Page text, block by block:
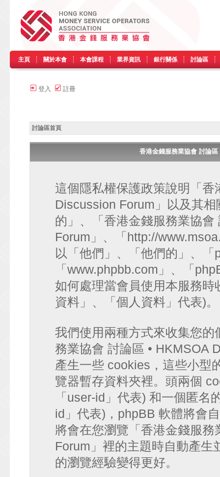
主頁 關於本會 本會課程 業界資訊 銀行關係 討論區
登入 註冊
討論區首頁
香港金錢服務業協會 討論
這個隱私權保護政策說明「香
Discussion Forum」以及其
的」、「香港金錢服務業協
Forum」、「http://
以「他們」、「他們的」、「
「www.phpbb.com」、「
如何處理當會員使用本服務
資料」、「個人資料」代表)。
我們使用兩種方式來收集您
務業協會 討論區 • HKMSOA
產生一些 cookies，這些小型
覽器暫存資料夾裡。頭兩個
「user-id」代表) 和一個匿
id」代表)，phpBB 軟體將會
將會在您瀏覽「香港金錢服
Forum」裡的主題時自動產生
的瀏覽經驗變得更好。